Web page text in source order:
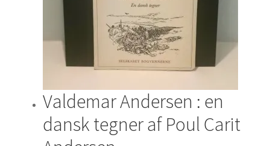
Valdemar Andersen : en
dansk tegner af Poul Carit